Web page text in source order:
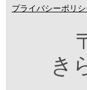
プライバシーポリシ
き